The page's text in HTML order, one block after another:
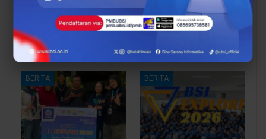
Sinergi Pendidikan dan
Industri Makin Panas!
BCC & BEC Sukses Gelar
“Come…
Proses Belajar di UBSI
yang Mendukung
Kerja
BERITA BERITA